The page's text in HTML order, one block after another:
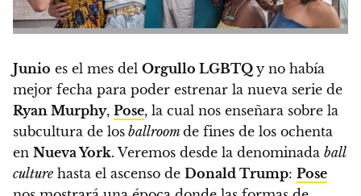
Junio es el mes del Orgullo LGBTQ y no había
mejor fecha para poder estrenar la nueva serie de
Ryan Murphy, Pose, la cual nos enseñara sobre la
subcultura de los ballroomde fines de los ochenta
en Nueva York. Veremos desde la denominada ball
culture hasta el ascenso de Donald Trump: Pose